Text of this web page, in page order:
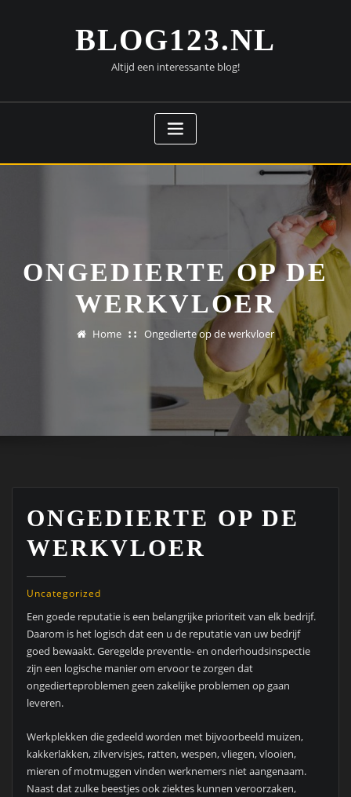
BLOG123.NL
Altijd een interessante blog!
ONGEDIERTE OP DE
WERKVLOER
Home Ongedierte op de werkvloer
ONGEDIERTE OP DE
WERKVLOER
Uncategorized
Een goede reputatie is een belangrijke prioriteit van elk bedrijf.
Daarom is het logisch dat een u de reputatie van uw bedrijf
goed bewaakt. Geregelde preventie- en onderhoudsinspectie
zijn een logische manier om ervoor te zorgen dat
ongedierteproblemen geen zakelijke problemen op gaan
leveren.
Werkplekken die gedeeld worden met bijvoorbeeld muizen,
kakkerlakken, zilvervisjes, ratten, wespen, vliegen, vlooien,
mieren of motmuggen vinden werknemers niet aangenaam.
Naast dat zulke beestjes ook ziektes kunnen veroorzaken,